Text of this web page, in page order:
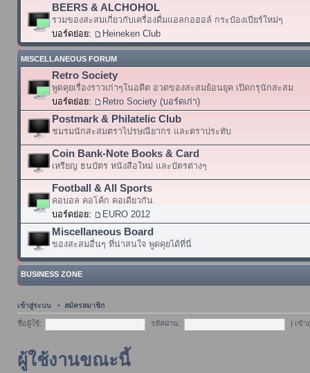
BEERS & ALCHOHOL
รวมของสะสมเกี่ยวกับเครื่องดื่มแอลกอฮอล์ กระป๋องเบียร์ใหม่ๆ
บอร์ดย่อย:
Heineken Club
MISCELLANEOUS FORUM
Retro Society
พูดคุยเรื่องราวเก่าๆในอดีต อวดของสะสมย้อนยุค เปิดกรุนักสะสม
บอร์ดย่อย:
Retro Society (บอร์ดเก่า)
Postmark & Philatelic Club
ชมรมนักสะสมตราไปรษณียากร และตราประทับ
Coin Bank-Note Books & Card
เหรียญ ธนบัตร หนังสือใหม่ และบัตรต่างๆ
Football & All Sports
คอบอล คอโค้ก คอเดียวกัน
บอร์ดย่อย:
EURO 2012
Miscellaneous Board
ของสะสมอื่นๆ ที่น่าสนใจ พูดคุยได้ที่นี่
BUSINESS ZONE
เข้าสู่ระบบ • สมัครสมาชิก
ชื่อผู้ใช้: รหัสผ่าน: เข้
ผู้ใช้งานขณะนี้